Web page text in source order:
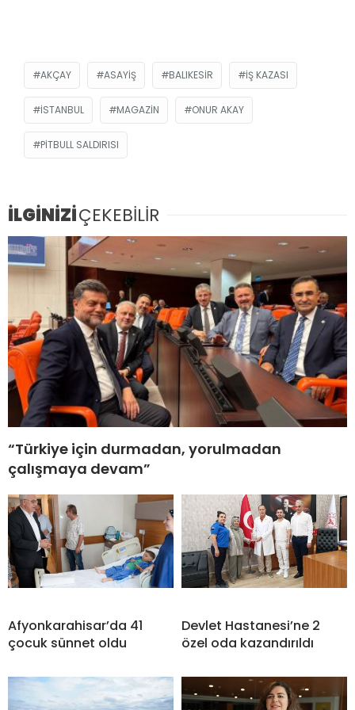
AKÇAY ASAYIŞ BALIKESIR IŞ KAZASI
ISTANBUL MAGAZIN ONUR AKAY
PITBULL SALDIRISI
İLGİNİZİÇEKEBİLİR
“Türkiye için durmadan, yorulmadan
çalışmaya devam”
Afyonkarahisar’da 41
çocuk sünnet oldu
Devlet Hastanesi’ne 2
özel oda kazandırıldı